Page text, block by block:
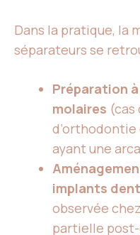
Dans la pratique, la
séparateurs se
Préparation
molaires (cas
d’orthodontie
ayant une
implants
observée
partielle